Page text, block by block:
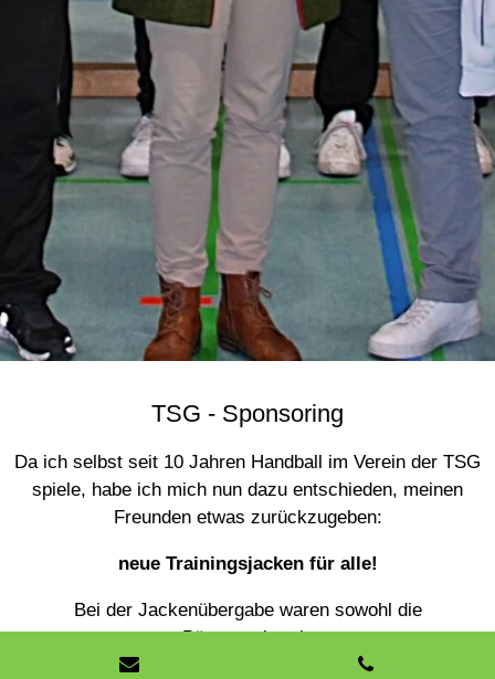
TSG - Sponsoring
Da ich selbst seit 10 Jahren Handball im Verein der TSG
spiele, habe ich mich nun dazu entschieden, meinen
Freunden etwas zurückzugeben:
neue Trainingsjacken für alle!
Bei der Jackenübergabe waren sowohl die
Bürgermeisterin
Ortrud Wendt als auch der Vereinsvorstand Uli Appel